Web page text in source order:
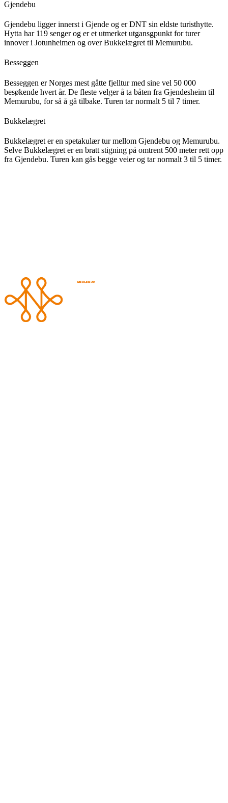
Gjendebu
Gjendebu ligger innerst i Gjende og er DNT sin eldste turisthytte.
Hytta har 119 senger og er et utmerket utgansgpunkt for turer
innover i Jotunheimen og over Bukkelægret til Memurubu.
Besseggen
Besseggen er Norges mest gåtte fjelltur med sine vel 50 000
besøkende hvert år. De fleste velger å ta båten fra Gjendesheim til
Memurubu, for så å gå tilbake. Turen tar normalt 5 til 7 timer.
Bukkelægret
Bukkelægret er en spetakulær tur mellom Gjendebu og Memurubu.
Selve Bukkelægret er en bratt stigning på omtrent 500 meter rett opp
fra Gjendebu. Turen kan gås begge veier og tar normalt 3 til 5 timer.